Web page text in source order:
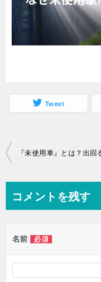
Tweet
投
ビ
ー
シ
コメントを残す
名前 必須